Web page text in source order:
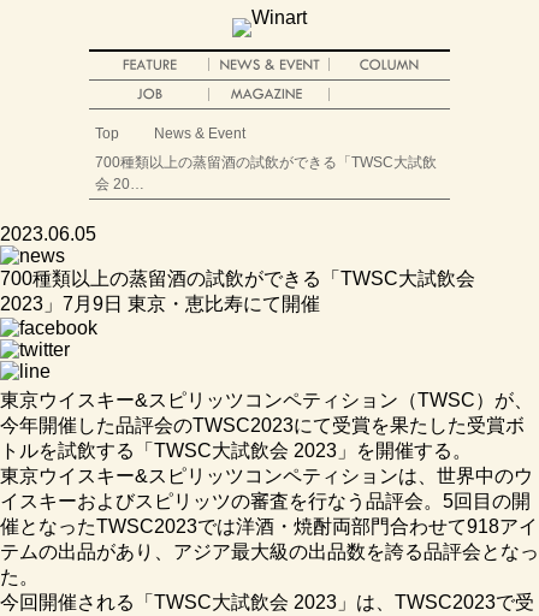
Top
News & Event
700種類以上の蒸留酒の試飲ができる「TWSC大試飲
会 20…
2023.06.05
700種類以上の蒸留酒の試飲ができる「TWSC大試飲会
2023」7月9日 東京・恵比寿にて開催
東京ウイスキー&スピリッツコンペティション（TWSC）が、
今年開催した品評会のTWSC2023にて受賞を果たした受賞ボ
トルを試飲する「TWSC大試飲会 2023」を開催する。
東京ウイスキー&スピリッツコンペティションは、世界中のウ
イスキーおよびスピリッツの審査を行なう品評会。5回目の開
催となったTWSC2023では洋酒・焼酎両部門合わせて918アイ
テムの出品があり、アジア最大級の出品数を誇る品評会となっ
た。
今回開催される「TWSC大試飲会 2023」は、TWSC2023で受